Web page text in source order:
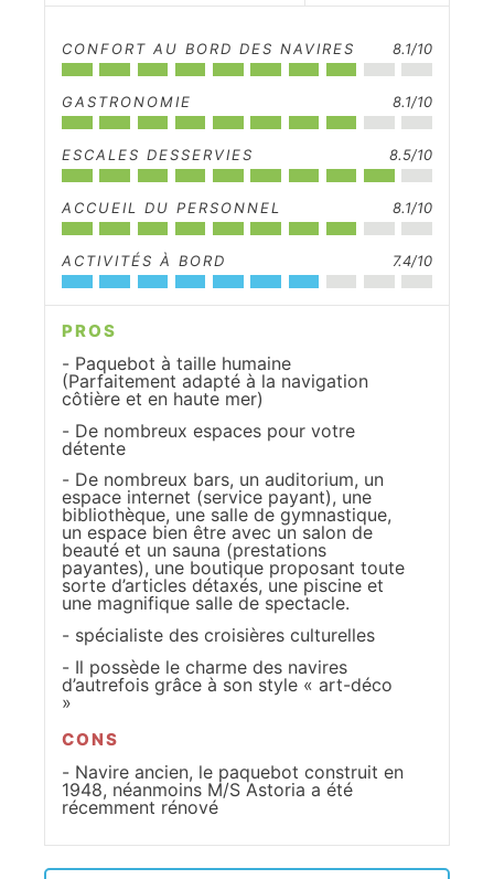
CONFORT AU BORD DES NAVIRES 8.1/10
GASTRONOMIE 8.1/10
ESCALES DESSERVIES 8.5/10
ACCUEIL DU PERSONNEL 8.1/10
ACTIVITÉS À BORD 7.4/10
PROS
Paquebot à taille humaine
(Parfaitement adapté à la navigation
côtière et en haute mer)
De nombreux espaces pour votre
détente
De nombreux bars, un auditorium, un
espace internet (service payant), une
bibliothèque, une salle de gymnastique,
un espace bien être avec un salon de
beauté et un sauna (prestations
payantes), une boutique proposant toute
sorte d’articles détaxés, une piscine et
une magnifique salle de spectacle.
spécialiste des croisières culturelles
Il possède le charme des navires
d’autrefois grâce à son style « art-déco
»
CONS
Navire ancien, le paquebot construit en
1948, néanmoins M/S Astoria a été
récemment rénové